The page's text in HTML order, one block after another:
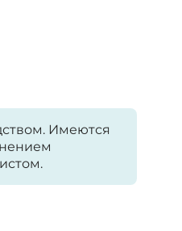
Имеются